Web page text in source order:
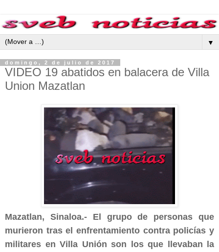
▼
domingo, 2 de julio de 2017
VIDEO 19 abatidos en balacera de Villa
Union Mazatlan
Mazatlan, Sinaloa.- El grupo de personas que
murieron tras el enfrentamiento contra policías y
militares en Villa Unión son los que llevaban la